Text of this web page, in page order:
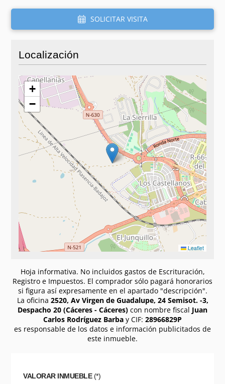
SOLICITAR VISITA
Localización
+
−
Leaflet
Hoja informativa. No incluidos gastos de Escrituración,
Registro e Impuestos. El comprador sólo pagará honorarios
si figura así expresamente en el apartado "descripción".
La oficina 2520, Av Virgen de Guadalupe, 24 Semisot. -3,
Despacho 20 (Cáceres - Cáceres) con nombre fiscal Juan
Carlos Rodríguez Barba y CIF: 28966829P
es responsable de los datos e información publicitados de
este inmueble.
VALORAR INMUEBLE(*)